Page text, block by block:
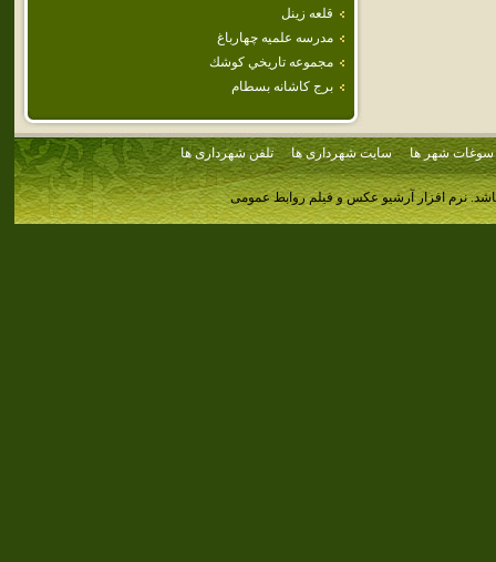
قلعه زينل
مدرسه علميه چهارباغ
مجموعه تاريخي كوشك
برج‌ كاشانه‌ بسطام‌
سوغات شهر ها سایت شهرداری ها تلفن شهرداری ها
نرم افزار آرشیو عکس و فیلم روابط عمومی